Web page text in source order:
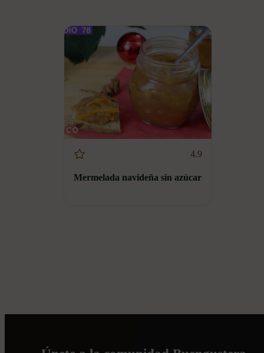
4.9
Mermelada navideña sin azúcar